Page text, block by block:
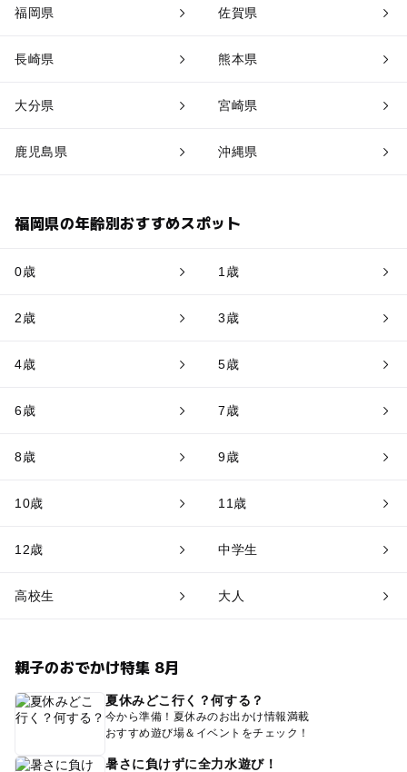
福岡県 佐賀県
長崎県 熊本県
大分県 宮崎県
鹿児島県 沖縄県
福岡県の年齢別おすすめスポット
0歳 1歳
2歳 3歳
4歳 5歳
6歳 7歳
8歳 9歳
10歳 11歳
12歳 中学生
高校生 大人
親子のおでかけ特集 8月
夏休みどこ行く？何する？
今から準備！夏休みのお出かけ情報満載
おすすめ遊び場＆イベントをチェック！
暑さに負けずに全力水遊び！